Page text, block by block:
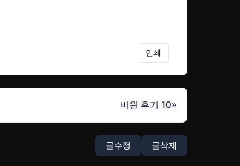
인쇄
비윈 후기 10»
글수정 글삭제